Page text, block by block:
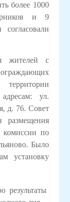
более 1000
и 9
жителей с
ул.
д. 76. Совет
размещения
комиссии по
Было
установку